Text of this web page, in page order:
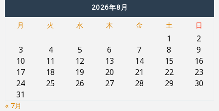
2026年8月
月
火 水 木 金 土 日
1
2
3
4 5 6 7 8
9
10
11 12 13 14 15
16
17
18 19 20 21 22
23
24
25 26 27 28 29
30
31
« 7月